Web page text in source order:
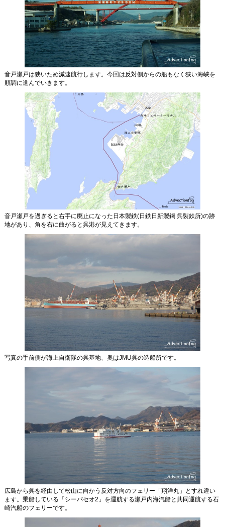
音戸瀬戸は狭いため減速航行します。今回は反対側からの船もなく狭い海峡を
順調に進んでいきます。
音戸瀬戸を過ぎると右手に廃止になった日本製鉄(日鉄日新製鋼 呉製鉄所)の跡
地があり、角を右に曲がると呉港が見えてきます。
写真の手前側が海上自衛隊の呉基地、奥はJMU呉の造船所です。
広島から呉を経由して松山に向かう反対方向のフェリー「翔洋丸」とすれ違い
ます。乗船している「シーパセオ2」を運航する瀬戸内海汽船と共同運航する石
崎汽船のフェリーです。